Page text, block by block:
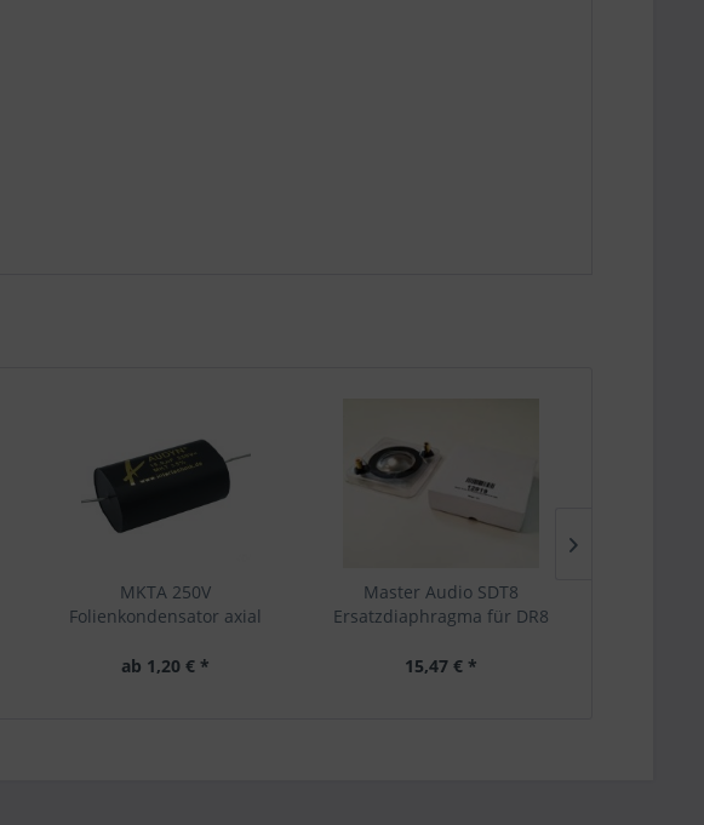
MKTA 250V
Folienkondensator axial
ab 1,20 € *
Master Audio SDT8
Ersatzdiaphragma für DR8
15,47 € *